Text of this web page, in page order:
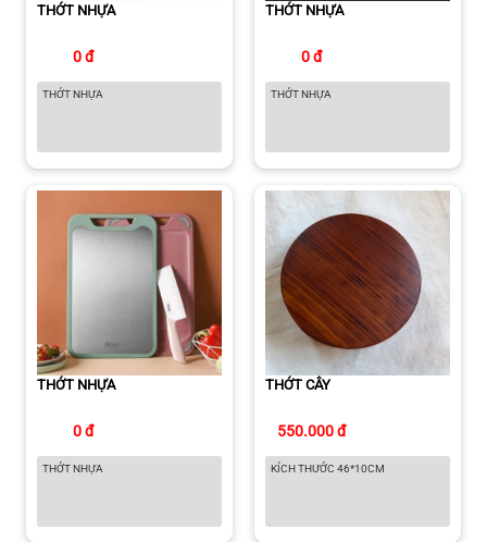
THỚT NHỰA
0 đ
THỚT NHỰA
THỚT NHỰA
0 đ
THỚT NHỰA
THỚT NHỰA
0 đ
THỚT NHỰA
THỚT CÂY
550.000 đ
KÍCH THƯỚC 46*10CM